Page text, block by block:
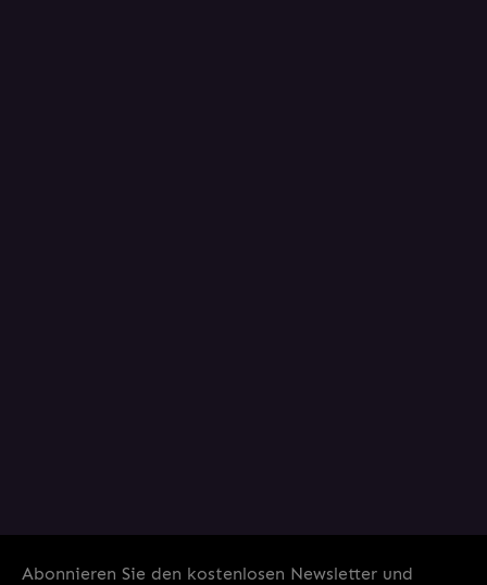
Abonnieren Sie den kostenlosen Newsletter und